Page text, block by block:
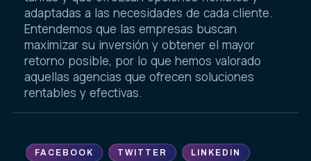
adaptadas a las necesidades de cada cliente.
Entendemos que las empresas buscan
maximizar su inversión y obtener el mayor
retorno posible, por lo que hemos valorado
aquellas agencias que ofrecen soluciones
rentables y efectivas.
FACEBOOK TWITTER LINKEDIN